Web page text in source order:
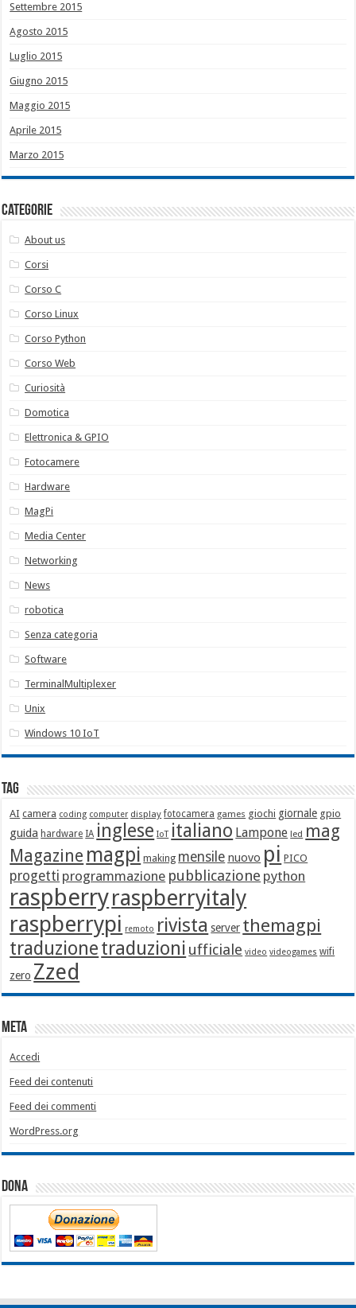
Settembre 2015
Agosto 2015
Luglio 2015
Giugno 2015
Maggio 2015
Aprile 2015
Marzo 2015
Categorie
About us
Corsi
Corso C
Corso Linux
Corso Python
Corso Web
Curiosità
Domotica
Elettronica & GPIO
Fotocamere
Hardware
MagPi
Media Center
Networking
News
robotica
Senza categoria
Software
TerminalMultiplexer
Unix
Windows 10 IoT
Tag
AI camera coding computer display fotocamera games giochi giornale gpio
guida hardware IA inglese IoT italiano Lampone led mag
Magazine magpi making mensile nuovo pi PICO
progetti programmazione pubblicazione python
raspberryraspberryitaly
raspberrypi remoto rivista server themagpi
traduzionetraduzioni ufficiale video videogames wifi
zero Zzed
Meta
Accedi
Feed dei contenuti
Feed dei commenti
WordPress.org
Dona